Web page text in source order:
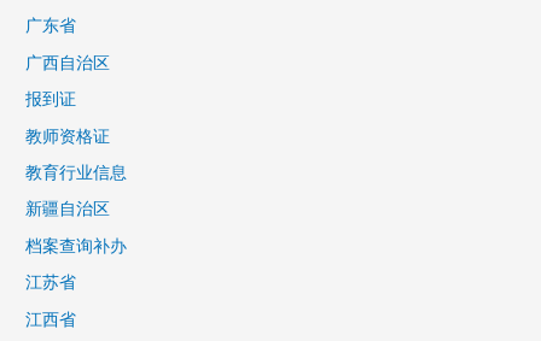
广东省
广西自治区
报到证
教师资格证
教育行业信息
新疆自治区
档案查询补办
江苏省
江西省